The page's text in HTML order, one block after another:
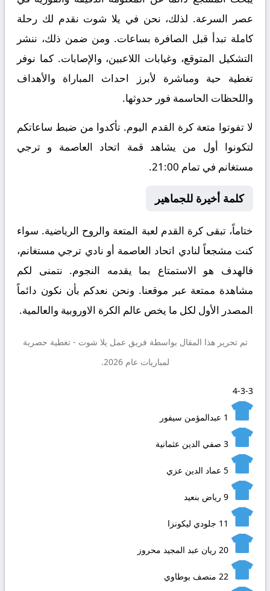
عصر السرعة. لذلك، نحن في يلا شوت نقدم لك رحلة
كاملة تبدأ قبل الصافرة بساعات. ومن ضمن ذلك، ننشر
التشكيل المتوقع، وغيابات اللاعبين، والإصابات. كما نوفر
تغطية حية ومباشرة لأبرز احداث المباراة والأهداف
واللحظات الحاسمة فور حدوثها.
لا تفوتوا متعة كرة القدم اليوم. تأكدوا من ضبط ساعاتكم
لتكونوا أول من يشاهد قمة اتحاد العاصمة و ترجي
مستغانم في تمام 21:00.
كلمة أخيرة للجماهير
ختاماً، تبقى كرة القدم لعبة المتعة والروح الرياضية. سواء
كنت مشجعاً لنادي اتحاد العاصمة أو نادي ترجي مستغانم،
فالهدف هو الاستمتاع بما يقدمه النجوم. نتمنى لكم
مشاهدة ممتعة عبر موقعنا. ونحن نعدكم بأن نكون دائماً
المصدر الأول لكل ما يخص عالم الكرة الاوروبية والعالمية.
تم تحرير هذا المقال بواسطة فريق عمل يلا شوت - تغطية حصرية
لمباريات عام 2026.
4-3-3
1 عبدالمؤمن سيفور
3 صفي الدين عثمانية
5 عماد الدين عزي
9 رياض بنعيد
11 جلودي ليكونزا
20 ريان عبد المجيد محروز
22 منصف بوطاوي